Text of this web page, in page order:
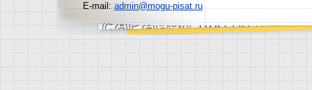
E-mail:admin@mogu-pisat.ru